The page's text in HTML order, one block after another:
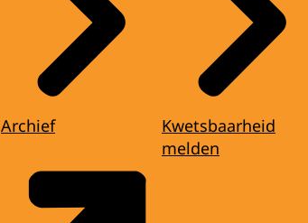
Archief
Kwetsbaarheid
melden